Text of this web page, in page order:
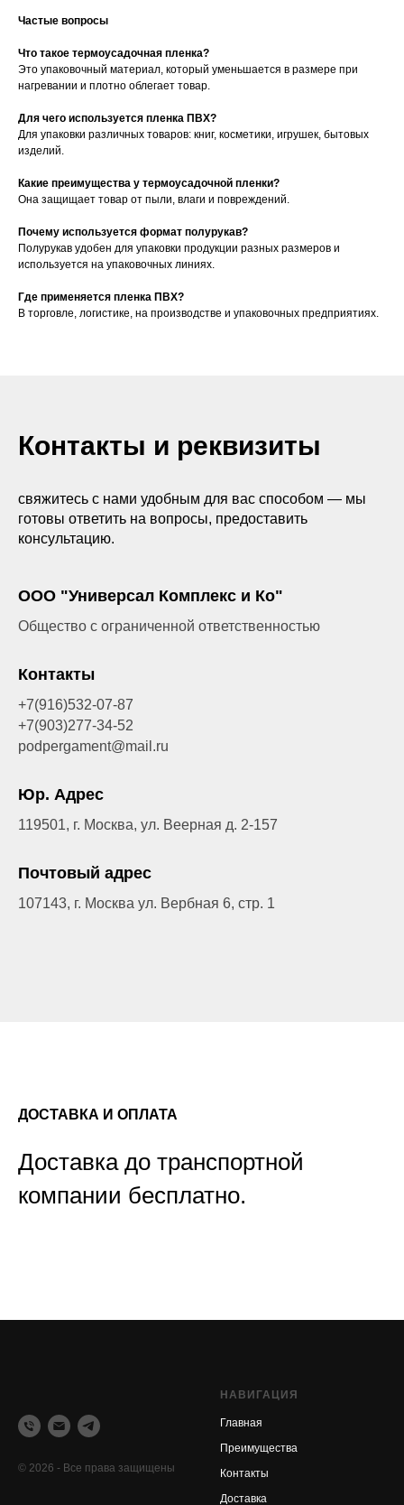
Частые вопросы
Что такое термоусадочная пленка?
Это упаковочный материал, который уменьшается в размере при
нагревании и плотно облегает товар.
Для чего используется пленка ПВХ?
Для упаковки различных товаров: книг, косметики, игрушек, бытовых
изделий.
Какие преимущества у термоусадочной пленки?
Она защищает товар от пыли, влаги и повреждений.
Почему используется формат полурукав?
Полурукав удобен для упаковки продукции разных размеров и
используется на упаковочных линиях.
Где применяется пленка ПВХ?
В торговле, логистике, на производстве и упаковочных предприятиях.
Контакты и реквизиты
свяжитесь с нами удобным для вас способом — мы
готовы ответить на вопросы, предоставить
консультацию.
ООО "Универсал Комплекс и Ко"
Общество с ограниченной ответственностью
Контакты
+7(916)532-07-87
+7(903)277-34-52
podpergament@mail.ru
Юр. Адрес
119501, г. Москва, ул. Веерная д. 2-157
Почтовый адрес
107143, г. Москва ул. Вербная 6, стр. 1
ДОСТАВКА И ОПЛАТА
Доставка до транспортной
компании бесплатно.
© 2026 - Все права защищены
НАВИГАЦИЯ
Главная
Преимущества
Контакты
Доставка